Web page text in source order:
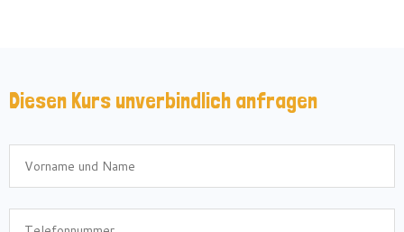
Diesen Kurs unverbindlich anfragen